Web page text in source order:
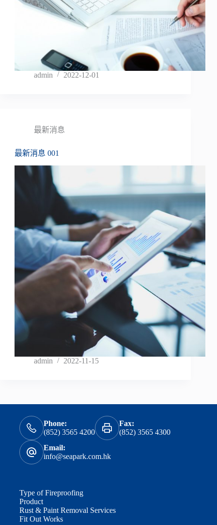
admin 2022-12-01
最新消息
最新消息 001
admin 2022-11-15
Phone:
(852) 3565 4200
Fax:
(852) 3565 4300
Email:
info@seapark.com.hk
Type of Fireproofing
Product
Rust & Paint Removal Services
Fit Out Works